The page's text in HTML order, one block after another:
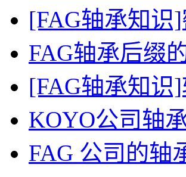
[FAG轴承知识
FAG轴承后缀
[FAG轴承知识
KOYO公司轴
FAG 公司的轴